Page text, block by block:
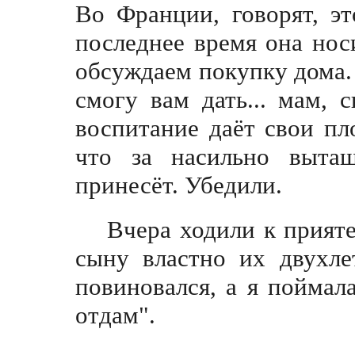
Во Франции, говорят,
последнее время она
обсуждаем покупку
смогу вам дать... мам,
воспитание даёт свои
что за насильно
принесёт. Убедили.
Bчера ходили к
сыну властно их
повиновался, a я
отдам".